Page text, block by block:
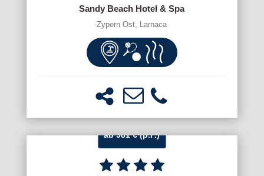
Sandy Beach Hotel & Spa
Zypern Ost, Larnaca
ab 981 € (p.P.)